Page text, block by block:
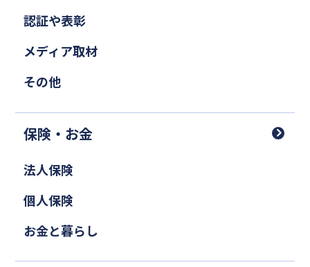
認証や表彰
メディア取材
その他
保険・お金
法人保険
個人保険
お金と暮らし